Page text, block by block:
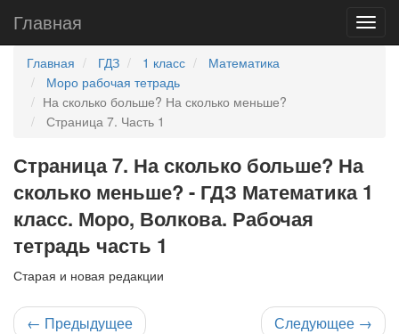
Главная
Главная ГДЗ 1 класс
Математика
Моро рабочая тетрадь
На сколько больше? На сколько меньше?
Страница 7. Часть 1
Страница 7. На сколько больше? На
сколько меньше? - ГДЗ Математика 1
класс. Моро, Волкова. Рабочая
тетрадь часть 1
Старая и новая редакции
← Предыдущее Следующее →